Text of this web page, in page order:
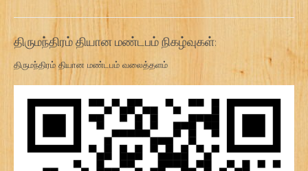
திருமந்திரம் தியான மண்டபம் நிகழ்வுகள்:
திருமந்திரம் தியான மண்டபம் வலைத்தளம்